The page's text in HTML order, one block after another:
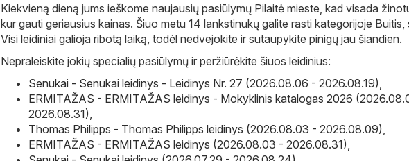
Kiekvieną dieną jums ieškome naujausių pasiūlymų Pilaitė mieste, kad visada
kur gauti geriausius kainas. Šiuo metu 14 lankstinukų galite rasti kategorijoje Buitis,
Visi leidiniai galioja ribotą laiką, todėl nedvejokite ir sutaupykite pinigų jau šiandien.
Nepraleiskite jokių specialių pasiūlymų ir peržiūrėkite šiuos leidinius:
Senukai - Senukai leidinys - Leidinys Nr. 27 (2026.08.06 - 2026.08.19)
ERMITAŽAS - ERMITAŽAS leidinys - Mokyklinis katalogas 2026
2026.08.31)
Thomas Philipps - Thomas Philipps leidinys (2026.08.03 - 2026.08.09)
ERMITAŽAS - ERMITAŽAS leidinys (2026.08.03 - 2026.08.31)